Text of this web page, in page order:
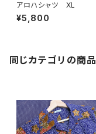
アロハシャツ XL
¥5,800
同じカテゴリの商品